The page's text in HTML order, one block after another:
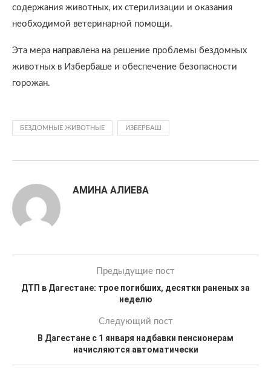
содержания животных, их стерилизации и оказания
необходимой ветеринарной помощи.
Эта мера направлена на решение проблемы бездомных
животных в Избербаше и обеспечение безопасности
горожан.
БЕЗДОМНЫЕ ЖИВОТНЫЕ ИЗБЕРБАШ
АМИНА АЛИЕВА
Предыдущие пост
ДТП в Дагестане: трое погибших, десятки раненых за
неделю
Следующий пост
В Дагестане с 1 января надбавки пенсионерам
начисляются автоматически